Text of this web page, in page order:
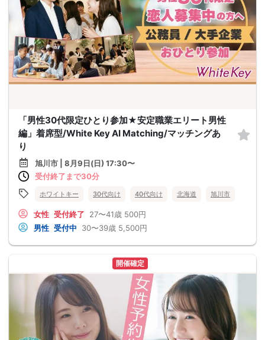
「男性30代限定ひとり参加★安定職業エリート男性
編」着席型/White Key AI Matching/マッチングあ
り
旭川市 | 8月9日(日) 17:30〜
受付終了まで30分
ホワイトキー 30代向け 40代向け 北海道 旭川市
女性 受付終了 27〜41歳 500円
男性 受付中 30〜39歳 5,500円
開催確定